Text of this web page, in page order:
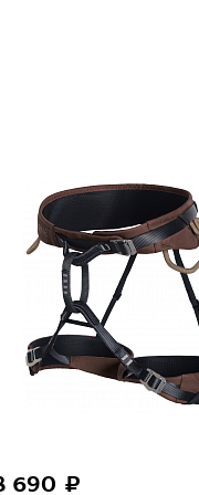
690 ₽